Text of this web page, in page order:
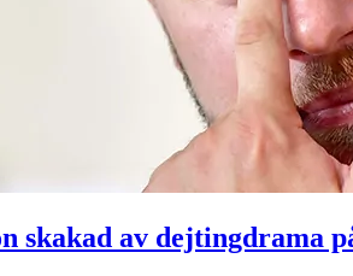
skakad av dejtingdrama